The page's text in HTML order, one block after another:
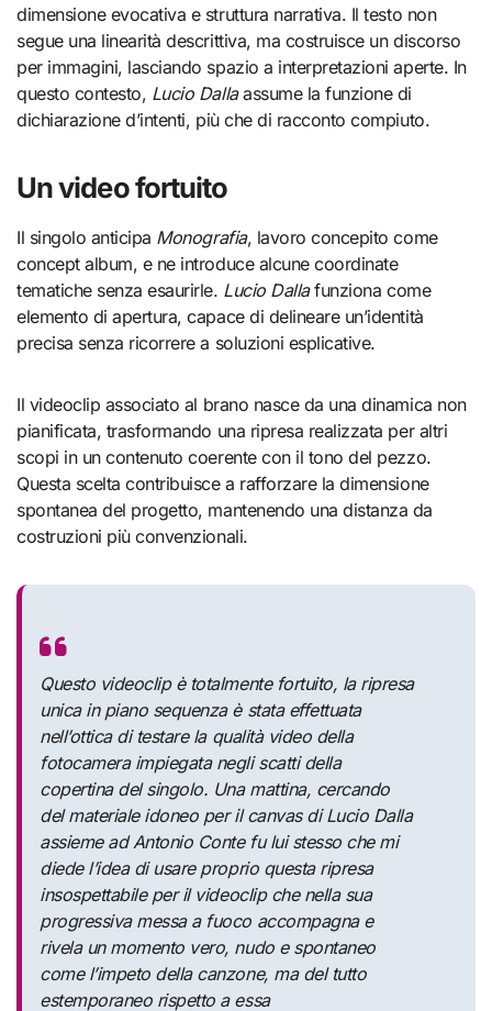
dimensione evocativa e struttura narrativa. Il testo non
segue una linearità descrittiva, ma costruisce un discorso
per immagini, lasciando spazio a interpretazioni aperte. In
questo contesto, Lucio Dallaassume la funzione di
dichiarazione d’intenti, più che di racconto compiuto.
Un video fortuito
Il singolo anticipa Monografia, lavoro concepito come
concept album, e ne introduce alcune coordinate
tematiche senza esaurirle. Lucio Dallafunziona come
elemento di apertura, capace di delineare un’identità
precisa senza ricorrere a soluzioni esplicative.
Il videoclip associato al brano nasce da una dinamica non
pianificata, trasformando una ripresa realizzata per altri
scopi in un contenuto coerente con il tono del pezzo.
Questa scelta contribuisce a rafforzare la dimensione
spontanea del progetto, mantenendo una distanza da
costruzioni più convenzionali.
Questo videoclip è totalmente fortuito, la ripresa
unica in piano sequenza è stata effettuata
nell’ottica di testare la qualità video della
fotocamera impiegata negli scatti della
copertina del singolo. Una mattina, cercando
del materiale idoneo per il canvas di Lucio Dalla
assieme ad Antonio Conte fu lui stesso che mi
diede l’idea di usare proprio questa ripresa
insospettabile per il videoclip che nella sua
progressiva messa a fuoco accompagna e
rivela un momento vero, nudo e spontaneo
come l’impeto della canzone, ma del tutto
estemporaneo rispetto a essa